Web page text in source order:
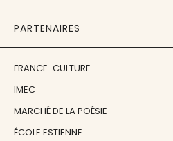
PARTENAIRES
FRANCE-CULTURE
IMEC
MARCHÉ DE LA POÉSIE
ÉCOLE ESTIENNE